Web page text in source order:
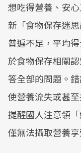
想吃得營養、安
新「食物保存迷
普遍不足，平均
於食物保存相關
答全部的問題。
使營養流失或甚
提醒國人注意領
僅無法攝取營養